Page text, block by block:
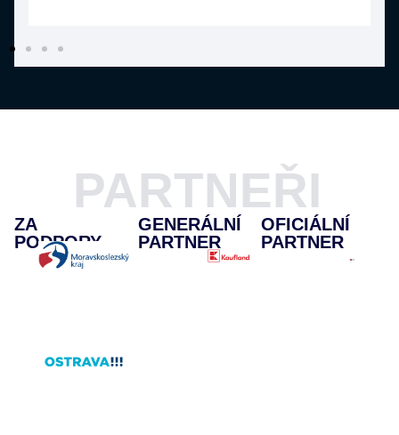
PARTNEŘI
ZA
PODPORY
GENERÁLNÍ
PARTNER
OFICIÁLNÍ
PARTNER